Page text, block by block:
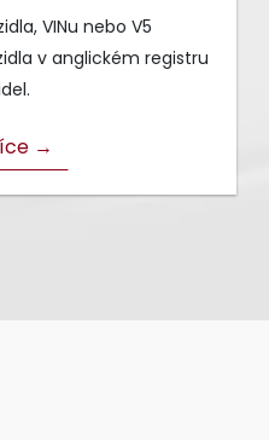
VINu nebo V5
v anglickém registru
→